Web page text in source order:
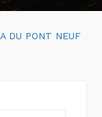
DU PONT NEUF